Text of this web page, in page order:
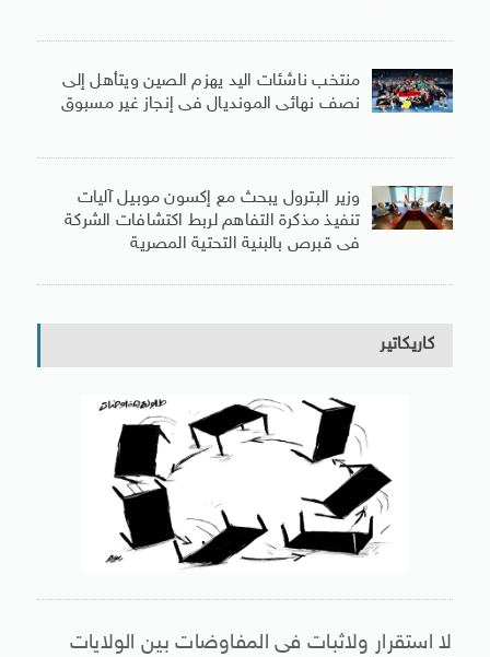
منتخب ناشئات اليد يهزم الصين ويتأهل إلى
نصف نهائى المونديال فى إنجاز غير مسبوق
وزير البترول يبحث مع إكسون موبيل آليات
تنفيذ مذكرة التفاهم لربط اكتشافات الشركة
فى قبرص بالبنية التحتية المصرية
كاريكاتير
لا استقرار ولاثبات فى المفاوضات بين الولايات